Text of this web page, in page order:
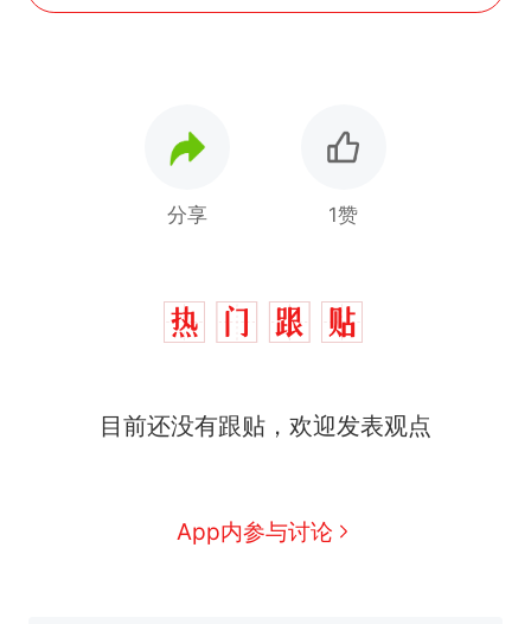
分享 1赞
目前还没有跟贴，欢迎发表观点
App内参与讨论
那个在床头放菜刀的女孩，
因老师一句“跟我回家”改写了